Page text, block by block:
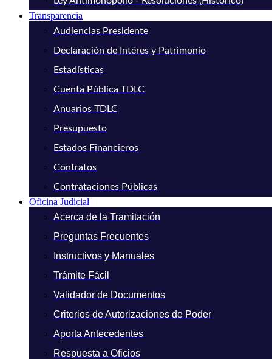
Transparencia
Audiencias Presidente
Declaración de Intéres y Patrimonio
Estadísticas
Cuenta Pública TDLC
Anuarios TDLC
Presupuesto
Estados Financieros
Contratos
Contrataciones Públicas
Oficina Judicial
Acerca de la Tramitación
Preguntas Frecuentes
Instructivos y Manuales
Trámite Fácil
Validador de Documentos
Criterios de Autorizaciones de Poder
Aporta Antecedentes
Respuesta a Oficios